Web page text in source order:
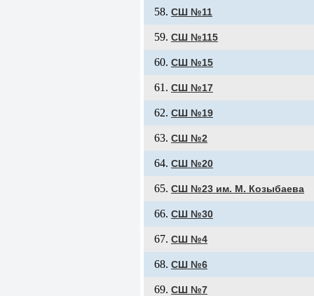
СШ №11
СШ №115
СШ №15
СШ №17
СШ №19
СШ №2
СШ №20
СШ №23 им. М. Козыбаева
СШ №30
СШ №4
СШ №6
СШ №7